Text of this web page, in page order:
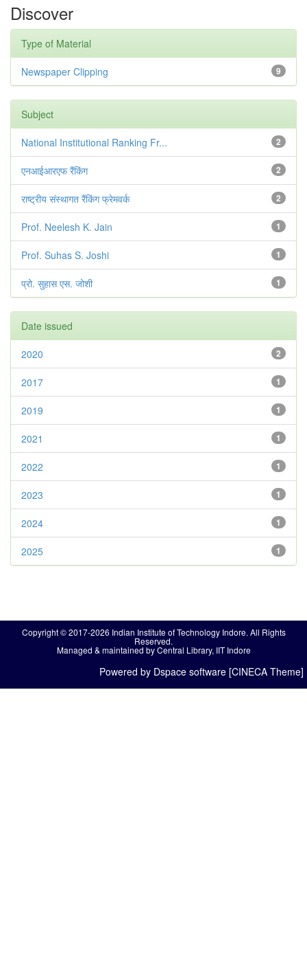
Discover
Type of Material
9
Newspaper Clipping
Subject
2
National Institutional Ranking Fr...
2
एनआईआरएफ रैंकिंग
2
राष्ट्रीय संस्थागत रैंकिंग फ्रेमवर्क
1
Prof. Neelesh K. Jain
1
Prof. Suhas S. Joshi
1
प्रो. सुहास एस. जोशी
Date issued
2
2020
1
2017
1
2019
1
2021
1
2022
1
2023
1
2024
1
2025
Copyright © 2017-2026 Indian Institute of Technology Indore. All Rights
Reserved.
Managed & maintained by Central Library, IIT Indore
Powered by Dspace software [CINECA Theme]